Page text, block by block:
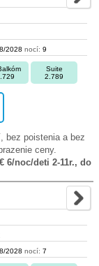
2028 nocí: 9
Suite
2.789
bez poistenia a bez
ceny.
6/noc/deti 2-11r., do
2028 nocí: 7